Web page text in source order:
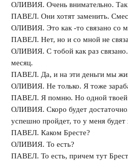
ОЛИВИЯ. Очень внимательно. Так
ПАВЕЛ. Они хотят заменить.
ОЛИВИЯ. Это как -то связано со
ПАВЕЛ. Нет, но и со мной не
ОЛИВИЯ. С тобой как раз
месяц.
ПАВЕЛ. Да, и на эти деньги мы
ОЛИВИЯ. Не только. Я тоже
ПАВЕЛ. Я помню. Но одной твоей
ОЛИВИЯ. Скоро будет
успешно пройдет, то у меня
ПАВЕЛ. Каком Бресте?
ОЛИВИЯ. То есть?
ПАВЕЛ. То есть, причем тут